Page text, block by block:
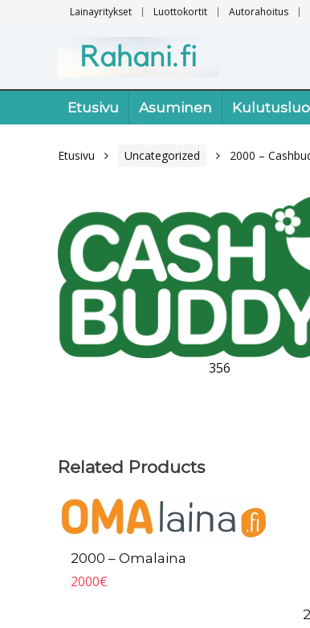
Lainayritykset Luottokortit Autorahoitus
Etusivu Asuminen
Etusivu Uncategorized 2000 –
356
Related Products
2000 – Omalaina
2000€